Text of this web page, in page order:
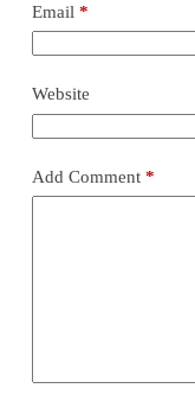
Email *
Website
Add Comment*